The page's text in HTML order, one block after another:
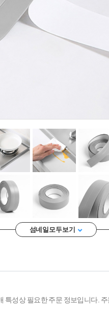
섬네일 모두 보기
특성상 필요한 주문 정보입니다.